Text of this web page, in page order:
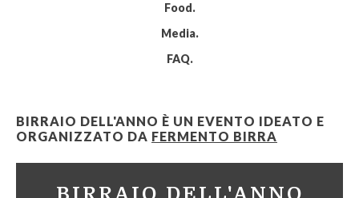
Food
Media
FAQ
BIRRAIO DELL'ANNO È UN EVENTO IDEATO E
ORGANIZZATO DA FERMENTO BIRRA